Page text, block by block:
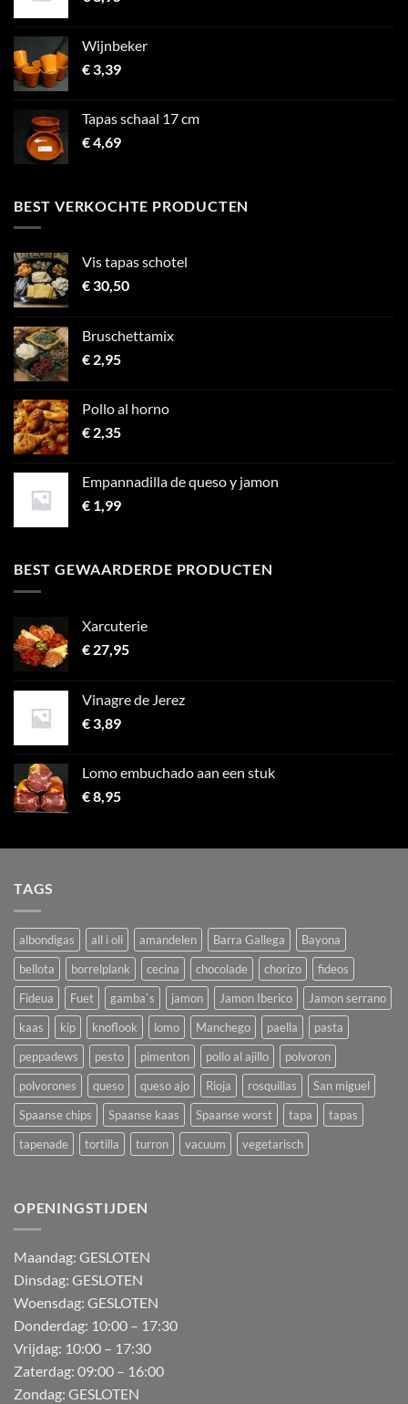
Wijnbeker
€3,39
Tapas schaal 17 cm
€4,69
BEST VERKOCHTE PRODUCTEN
Vis tapas schotel
€30,50
Bruschettamix
€ 2,95
Pollo al horno
€ 2,35
Empannadilla de queso y jamon
€ 1,99
BEST GEWAARDERDE PRODUCTEN
Xarcuterie
€ 27,95
Vinagre de Jerez
€3,89
Lomo embuchado aan een stuk
€8,95
TAGS
albondigas all i oli amandelen Barra Gallega
Bayona
bellota
borrelplank cecina chocolade chorizo
fideos
Fideua
Fuet gamba`s jamon Jamon Iberico
Jamon serrano
kaas
kip knoflook lomo Manchego paella
pasta
peppadews
pesto pimenton pollo al ajillo
polvoron
polvorones
queso queso ajo Rioja rosquillas
San miguel
Spaanse chips
Spaanse kaas Spaanse worst tapa
tapas
tapenade
tortilla turron vacuum vegetarisch
OPENINGSTIJDEN
Maandag: GESLOTEN
Dinsdag: GESLOTEN
Woensdag: GESLOTEN
Donderdag: 10:00 – 17:30
Vrijdag: 10:00 – 17:30
Zaterdag: 09:00 – 16:00
Zondag: GESLOTEN